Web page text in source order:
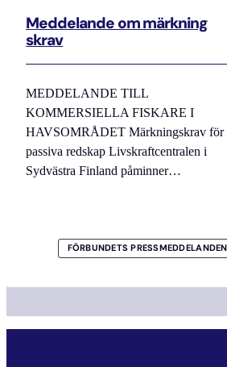
Meddelande om märkning
skrav
MEDDELANDE TILL
KOMMERSIELLA FISKARE I
HAVSOMRÅDET Märkningskrav för
passiva redskap Livskraftcentralen i
Sydvästra Finland påminner…
FÖRBUNDETS PRESSMEDDELANDEN